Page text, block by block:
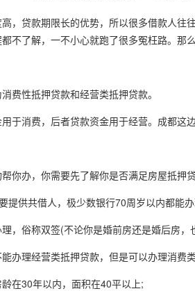
贷款期限长的优势，所以很多借款人往
不了解，一不小心就跑了很多冤枉路。那
性抵押贷款和经营类抵押贷款。
消费，后者贷款资金用于经营。成都这
办，你需要先了解你是否满足房屋抵押贷
供共借人，极少数银行70周岁以内都能
俗称双签(不论你是婚前房还是婚后房，
理经营类抵押贷款，但是可以办理消费
在30年以内，面积在40平以上;